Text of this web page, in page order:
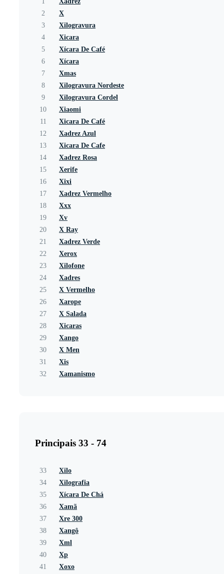
2
X
3
Xilogravura
4
Xicara
5
Xícara De Café
6
Xícara
7
Xmas
8
Xilogravura Nordeste
9
Xilogravura Cordel
10
Xiaomi
11
Xicara De Café
12
Xadrez Azul
13
Xicara De Cafe
14
Xadrez Rosa
15
Xerife
16
Xixi
17
Xadrez Vermelho
18
Xxx
19
Xv
20
X Ray
21
Xadrez Verde
22
Xerox
23
Xilofone
24
Xadres
25
X Vermelho
26
Xarope
27
X Salada
28
Xicaras
29
Xango
30
X Men
31
Xis
32
Xamanismo
Principais 33 - 74
33
Xilo
34
Xilografia
35
Xícara De Chá
36
Xamã
37
Xre 300
38
Xangô
39
Xml
40
Xp
41
Xoxo